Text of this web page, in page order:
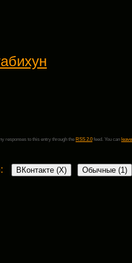
responses to this entry through the RSS 2.0 feed. You can
ВКонтакте (X) Обычные (1)